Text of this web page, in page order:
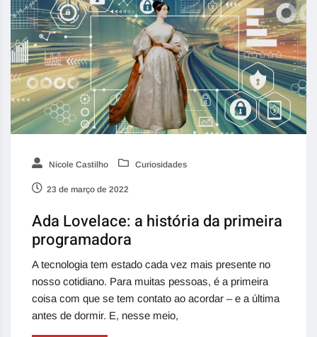
Nicole Castilho Curiosidades
23 de março de 2022
Ada Lovelace: a história da primeira
programadora
A tecnologia tem estado cada vez mais presente no
nosso cotidiano. Para muitas pessoas, é a primeira
coisa com que se tem contato ao acordar – e a última
antes de dormir. E, nesse meio,